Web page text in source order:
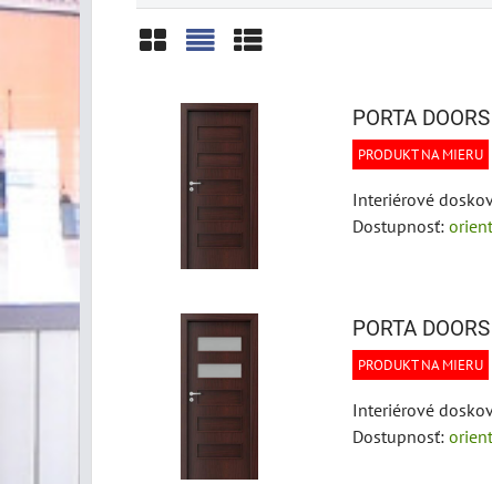
PORTA
PRODUKT NA MIERU
Interiérové
Dostupnosť:
PORTA
PRODUKT NA MIERU
Interiérové
Dostupnosť: